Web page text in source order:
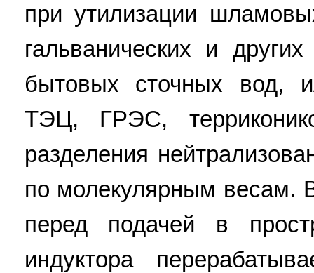
при утилизации
гальванических и
бытовых сточных вод,
ТЭЦ, ГРЭС,
разделения
по молекулярным весам.
перед подачей в
индуктора